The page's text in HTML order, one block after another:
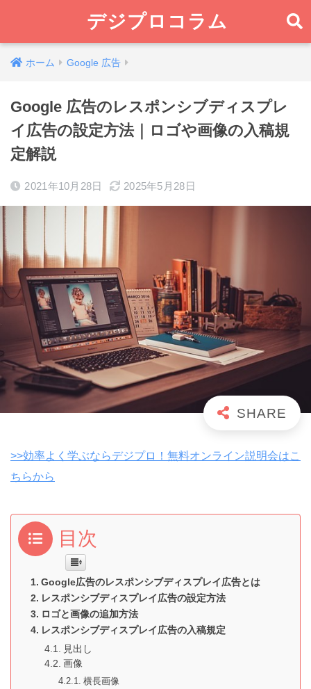
デジプロコラム
ホーム Google 広告
Google 広告のレスポンシブディスプレ
イ広告の設定方法｜ロゴや画像の入稿規
定解説
2021年10月28日 2025年5月28日
>>効率よく学ぶならデジプロ！無料オンライン説明会はこ
ちらから
目次
Google広告のレスポンシブディスプレイ広告とは
レスポンシブディスプレイ広告の設定方法
ロゴと画像の追加方法
レスポンシブディスプレイ広告の入稿規定
見出し
画像
横長画像